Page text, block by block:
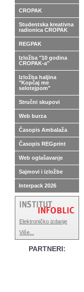
CROPAK
Studentska kreativna
radionica CROPAK
REGPAK
Izložba "10 godina
CROPAK-a"
Izložba haljina
"Kopčaj me
selotejpom"
Stručni skupovi
Web burza
Časopis Ambalaža
Časopis REGprint
Web oglašavanje
Sajmovi i izložbe
Interpack 2026
Elektroničko izdanje
Više...
PARTNERI: